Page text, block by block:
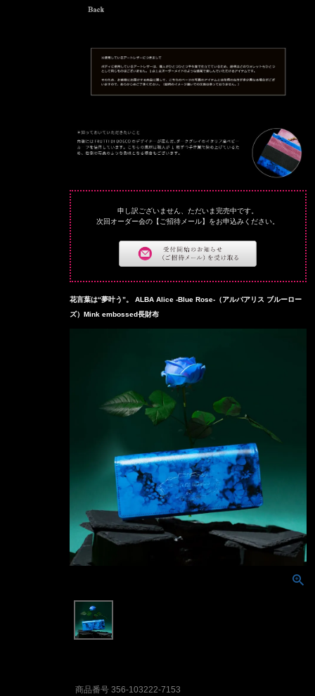
申し訳ございません、ただいま完売中です。
次回オーダー会の【ご招待メール】をお申込みください。
花言葉は“夢叶う”。 ALBA Alice -Blue Rose-（アルバアリス ブルーロー
ズ）Mink embossed長財布
商品番号 356-103222-7153